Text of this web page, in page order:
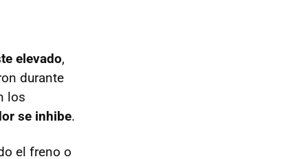
elevado,
durante
los
se inhibe.
el freno o